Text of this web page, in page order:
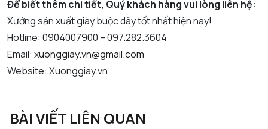
Để biết thêm chi tiết, Quý khách hàng vui lòng liên hệ:
Xưởng sản xuất giày buộc dây tốt nhất hiện nay!
Hotline: 0904007900 – 097.282.3604
Email: xuonggiay.vn@gmail.com
Website: Xuonggiay.vn
BÀI VIẾT LIÊN QUAN